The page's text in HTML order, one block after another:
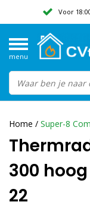
Voor
menu
Home / Super-8
300
22